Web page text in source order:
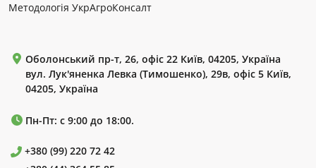
Методологія УкрАгроКонсалт
Оболонський пр-т, 26, офіс 22 Київ, 04205, Україна
вул. Лук'яненка Левка (Тимошенко), 29в, офіс 5 Київ,
04205, Україна
Пн-Пт: с 9:00 до 18:00.
+380 (99) 220 72 42